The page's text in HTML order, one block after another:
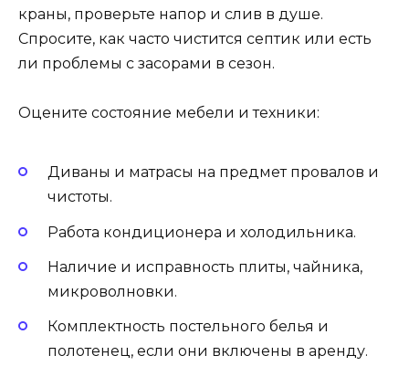
краны, проверьте напор и слив в душе.
Спросите, как часто чистится септик или есть
ли проблемы с засорами в сезон.
Оцените состояние мебели и техники:
Диваны и матрасы на предмет провалов и
чистоты.
Работа кондиционера и холодильника.
Наличие и исправность плиты, чайника,
микроволновки.
Комплектность постельного белья и
полотенец, если они включены в аренду.